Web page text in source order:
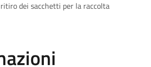
dei sacchetti per la raccolta